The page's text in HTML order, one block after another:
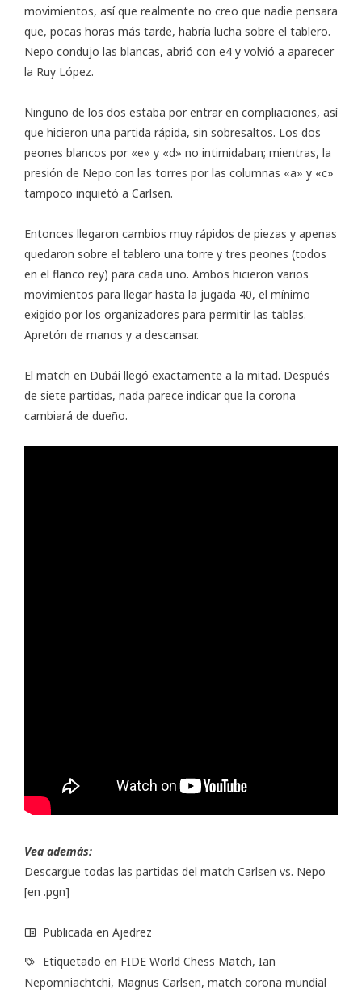
movimientos, así que realmente no creo que nadie pensara
que, pocas horas más tarde, habría lucha sobre el tablero.
Nepo condujo las blancas, abrió con e4 y volvió a aparecer
la Ruy López.
Ninguno de los dos estaba por entrar en compliaciones, así
que hicieron una partida rápida, sin sobresaltos. Los dos
peones blancos por «e» y «d» no intimidaban; mientras, la
presión de Nepo con las torres por las columnas «a» y «c»
tampoco inquietó a Carlsen.
Entonces llegaron cambios muy rápidos de piezas y apenas
quedaron sobre el tablero una torre y tres peones (todos
en el flanco rey) para cada uno. Ambos hicieron varios
movimientos para llegar hasta la jugada 40, el mínimo
exigido por los organizadores para permitir las tablas.
Apretón de manos y a descansar.
El match en Dubái llegó exactamente a la mitad. Después
de siete partidas, nada parece indicar que la corona
cambiará de dueño.
Vea además:
Descargue todas las partidas del match Carlsen vs. Nepo
[en .pgn]
Publicada en Ajedrez
Etiquetado en FIDE World Chess Match, Ian
Nepomniachtchi, Magnus Carlsen, match corona mundial